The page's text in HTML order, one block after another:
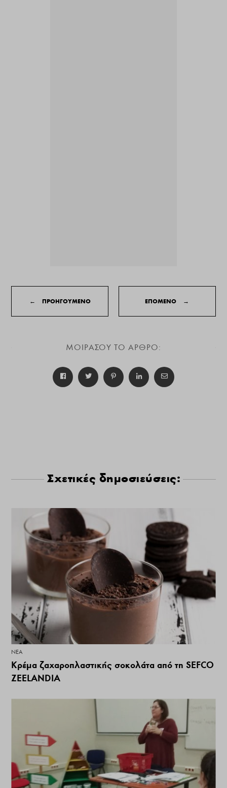
← ΠΡΟΗΓΟΥΜΕΝΟ ΕΠΟΜΕΝΟ →
ΜΟΙΡΑΣΟΥ ΤΟ ΑΡΘΡΟ:
Σχετικές δημοσιεύσεις:
ΝΕΑ
Κρέμα ζαχαροπλαστικής σοκολάτα από τη SEFCO
ZEELANDIA